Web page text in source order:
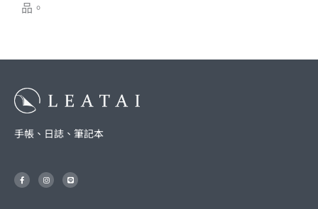
品。
手帳、日誌、筆記本
F
a
c
I
n
s
L
i
n